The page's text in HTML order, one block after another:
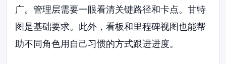
广。管理层需要一眼看清关键路径和卡点。甘特
图是基础要求。此外，看板和里程碑视图也能帮
助不同角色用自己习惯的方式跟进进度。